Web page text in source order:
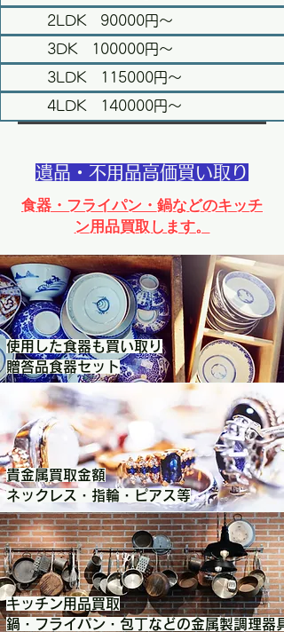
2LDK 90000円～
3DK 100000円～
3LDK 115000円～
4LDK 140000円～
遺品・不用品高価買い取り
食器・フライパン・鍋などのキッチ
ン用品買取します。
使用した食器も買い取り
贈答品食器セット
貴金属買取金額
​ネックレス・指輪・ピアス等
キッチン用品買取
​鍋・フライパン・包丁などの金属製調理器具